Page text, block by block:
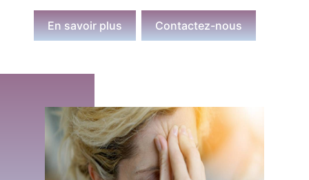
En savoir plus Contactez-nous